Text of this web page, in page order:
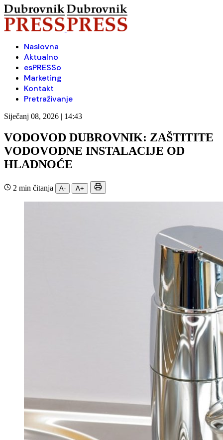
Naslovna
Aktualno
esPRESSo
Marketing
Kontakt
Pretraživanje
Siječanj 08, 2026 | 14:43
VODOVOD DUBROVNIK: ZAŠTITITE
VODOVODNE INSTALACIJE OD
HLADNOĆE
2 min čitanja A- A+